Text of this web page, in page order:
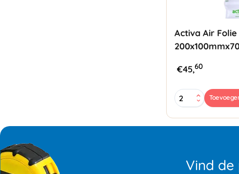
Activa Air Folie
€45,60
Activa
Air
Vind